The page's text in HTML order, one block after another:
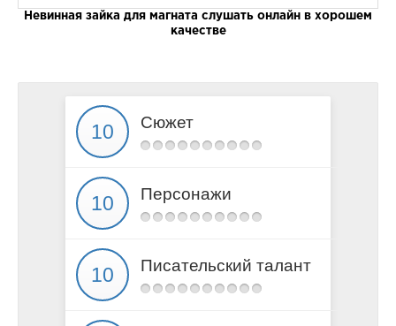
Невинная зайка для магната слушать онлайн в хорошем
качестве
Сюжет
Персонажи
Писательский талант